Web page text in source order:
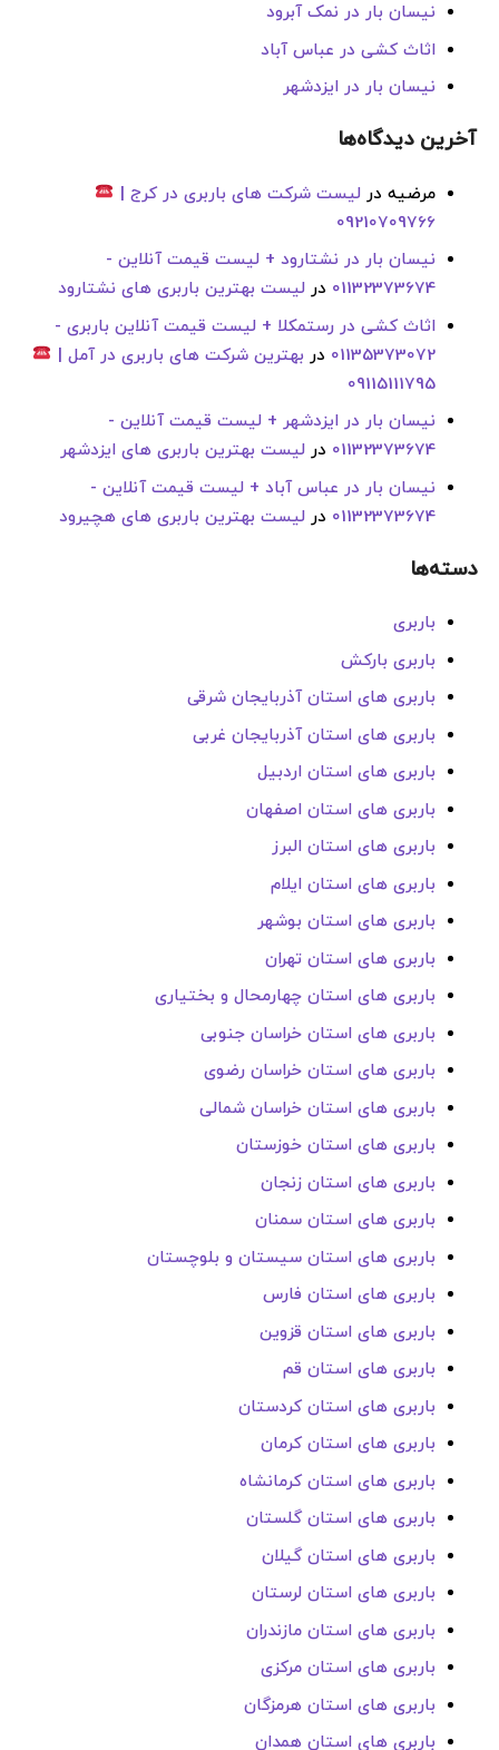
نیسان بار در نمک آبرود
اثاث کشی در عباس آباد
نیسان بار در ایزدشهر
آخرین دیدگاه‌ها
مرضیه درلیست شرکت های باربری در کرج |
09210709766
نیسان بار در نشتارود + لیست قیمت آنلاین -
01132373674 درلیست بهترین باربری های نشتارود
اثاث کشی در رستمکلا + لیست قیمت آنلاین باربری -
01135373072 در بهترین شرکت های باربری در آمل |
09115111795
نیسان بار در ایزدشهر + لیست قیمت آنلاین -
01132373674 درلیست بهترین باربری های ایزدشهر
نیسان بار در عباس آباد + لیست قیمت آنلاین -
01132373674 درلیست بهترین باربری های هچیرود
دسته‌ها
باربری
باربری بارکش
باربری های استان آذربایجان شرقی
باربری های استان آذربایجان غربی
باربری های استان اردبیل
باربری های استان اصفهان
باربری های استان البرز
باربری های استان ایلام
باربری های استان بوشهر
باربری های استان تهران
باربری های استان چهارمحال و بختیاری
باربری های استان خراسان جنوبی
باربری های استان خراسان رضوی
باربری های استان خراسان شمالی
باربری های استان خوزستان
باربری های استان زنجان
باربری های استان سمنان
باربری های استان سیستان و بلوچستان
باربری های استان فارس
باربری های استان قزوین
باربری های استان قم
باربری های استان کردستان
باربری های استان کرمان
باربری های استان کرمانشاه
باربری های استان گلستان
باربری های استان گیلان
باربری های استان لرستان
باربری های استان مازندران
باربری های استان مرکزی
باربری های استان هرمزگان
باربری های استان همدان